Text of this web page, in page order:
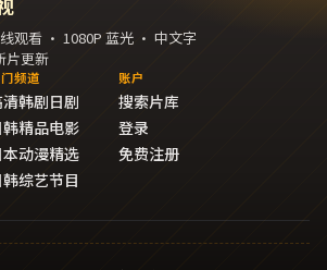
观看 · 1080P 蓝光 · 中文字
片更新
频道
韩剧日剧
韩精品电影
本动漫精选
韩综艺节目
账户
搜索片库
登录
免费注册